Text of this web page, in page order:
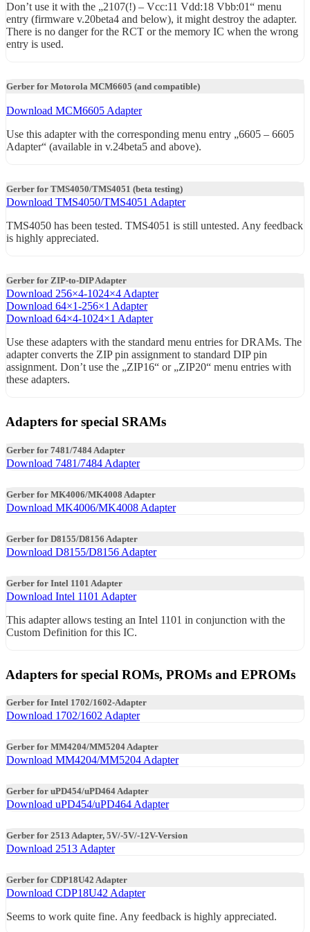
Don’t use it with the „2107(!) – Vcc:11 Vdd:18 Vbb:01“ menu
entry (firmware v.20beta4 and below), it might destroy the adapter.
There is no danger for the RCT or the memory IC when the wrong
entry is used.
Gerber for Motorola MCM6605 (and compatible)
Download MCM6605 Adapter
Use this adapter with the corresponding menu entry „6605 – 6605
Adapter“ (available in v.24beta5 and above).
Gerber for TMS4050/TMS4051 (beta testing)
Download TMS4050/TMS4051 Adapter
TMS4050 has been tested. TMS4051 is still untested. Any feedback
is highly appreciated.
Gerber for ZIP-to-DIP Adapter
Download 256×4-1024×4 Adapter
Download 64×1-256×1 Adapter
Download 64×4-1024×1 Adapter
Use these adapters with the standard menu entries for DRAMs. The
adapter converts the ZIP pin assignment to standard DIP pin
assignment. Don’t use the „ZIP16“ or „ZIP20“ menu entries with
these adapters.
Adapters for special SRAMs
Gerber for 7481/7484 Adapter
Download 7481/7484 Adapter
Gerber for MK4006/MK4008 Adapter
Download MK4006/MK4008 Adapter
Gerber for D8155/D8156 Adapter
Download D8155/D8156 Adapter
Gerber for Intel 1101 Adapter
Download Intel 1101 Adapter
This adapter allows testing an Intel 1101 in conjunction with the
Custom Definition for this IC.
Adapters for special ROMs, PROMs and EPROMs
Gerber for Intel 1702/1602-Adapter
Download 1702/1602 Adapter
Gerber for MM4204/MM5204 Adapter
Download MM4204/MM5204 Adapter
Gerber for uPD454/uPD464 Adapter
Download uPD454/uPD464 Adapter
Gerber for 2513 Adapter, 5V/-5V/-12V-Version
Download 2513 Adapter
Gerber for CDP18U42 Adapter
Download CDP18U42 Adapter
Seems to work quite fine. Any feedback is highly appreciated.